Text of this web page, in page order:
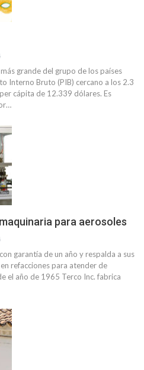
grande del grupo de los países
Interno Bruto (PIB) cercano a los 2.3
cápita de 12.339 dólares. Es
para aerosoles
garantía de un año y respalda a sus
refacciones para atender de
el año de 1965 Terco Inc. fabrica